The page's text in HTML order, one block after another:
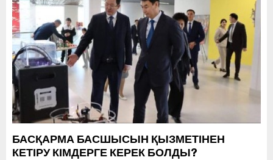
БАСҚАРМА БАСШЫСЫН ҚЫЗМЕТІНЕН
КЕТІРУ КІМДЕРГЕ КЕРЕК БОЛДЫ?